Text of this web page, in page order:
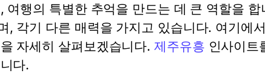
여행의 특별한 추억을 만드는 데 큰 역할을
, 각기 다른 매력을 가지고 있습니다. 여기에
자세히 살펴보겠습니다.제주유흥 인사이트
다.